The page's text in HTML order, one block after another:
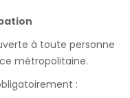
à toute personne
métropolitaine.
: